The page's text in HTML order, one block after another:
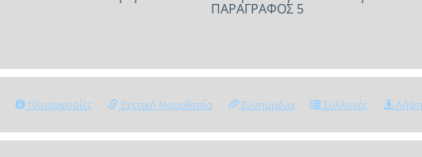
ΠΑΡΑΓΡΑΦΟΣ 5
Πληροφορίες Σχετική Νομοθεσία Συνημμένα Συλλογές Λήψη